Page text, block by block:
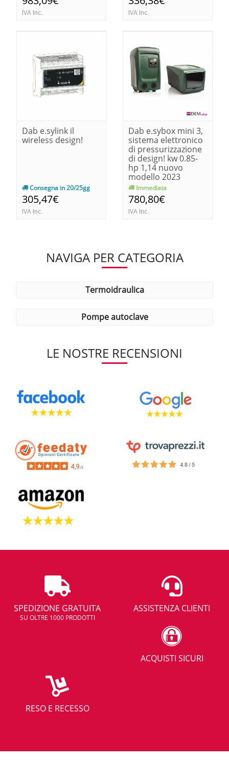
IVA Inc. IVA Inc.
Dab e.sylink il
wireless design!
Consegna in 20/25gg
305,47€
IVA Inc.
Dab e.sybox mini 3,
sistema elettronico
di pressurizzazione
di design! kw 0.85-
hp 1,14 nuovo
modello 2023
Immediata
780,80€
IVA Inc.
NAVIGA PER CATEGORIA
termoidraulica
pompe autoclave
LE NOSTRE RECENSIONI
SPEDIZIONE GRATUITA
SU OLTRE 1000 PRODOTTI
ASSISTENZA CLIENTI
ACQUISTI SICURI
RESO E RECESSO